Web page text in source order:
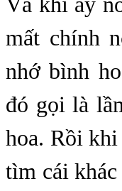
mất chính
nhớ bình
đó gọi là
hoa. Rồi
tìm cái